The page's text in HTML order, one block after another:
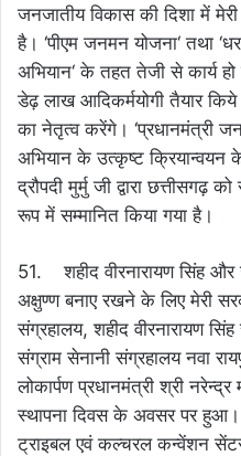
जनजातीय विकास की दिशा में
है। ‘पीएम जनमन योजना‘ तथा
अभियान‘ के तहत तेजी से कार्य हो
डेढ़ लाख आदिकर्मयोगी तैयार
का नेतृत्व करेंगे। ‘प्रधानमंत्री
अभियान के उत्कृष्ट क्रियान्वयन के
द्रौपदी मुर्मु जी द्वारा छत्तीसगढ़
रूप में सम्मानित किया गया है।
51. शहीद वीरनारायण सिंह और
अक्षुण्ण बनाए रखने के लिए मेरी
संग्रहालय, शहीद वीरनारायण
संग्राम सेनानी संग्रहालय नवा
लोकार्पण प्रधानमंत्री श्री
स्थापना दिवस के अवसर पर हुआ।
ट्राइबल एवं कल्चरल कन्वेंशन